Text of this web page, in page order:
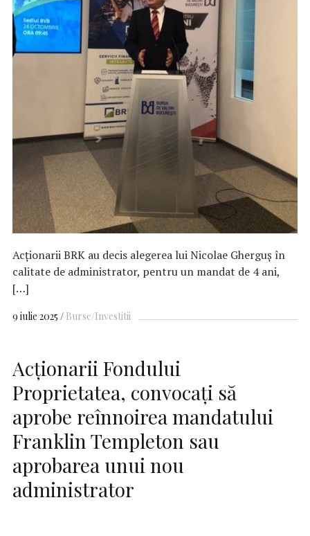
Acţionarii BRK au decis alegerea lui Nicolae Gherguş în
calitate de administrator, pentru un mandat de 4 ani,
[…]
9 iulie 2025 Burse/Investitii
Acționarii Fondului
Proprietatea, convocați să
aprobe reînnoirea mandatului
Franklin Templeton sau
aprobarea unui nou
administrator